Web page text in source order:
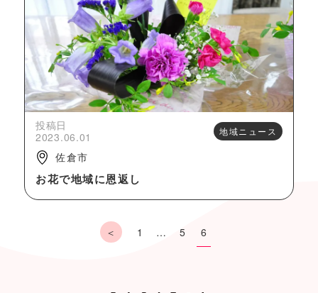
投稿日
2023.06.01
地域ニュース
佐倉市
お花で地域に恩返し
1 … 5 6